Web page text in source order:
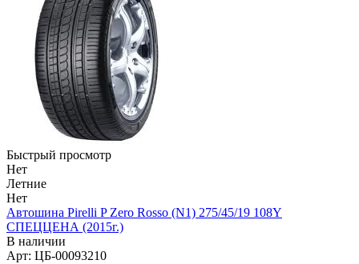
Быстрый просмотр
Нет
Летние
Нет
Автошина Pirelli P Zero Rosso (N1) 275/45/19 108Y
СПЕЦЦЕНА (2015г.)
В наличии
Арт: ЦБ-00093210